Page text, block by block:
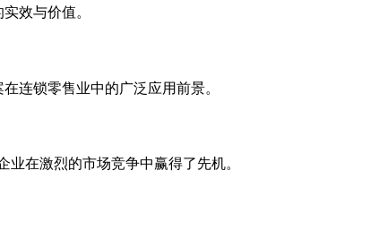
效与价值。
连锁零售业中的广泛应用前景。
在激烈的市场竞争中赢得了先机。